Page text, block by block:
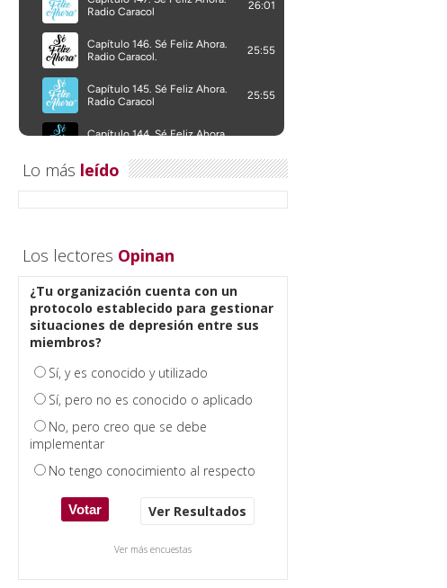
Lo más leído
Los lectores Opinan
¿Tu organización cuenta con un
protocolo establecido para gestionar
situaciones de depresión entre sus
miembros?
Sí, y es conocido y utilizado
Sí, pero no es conocido o aplicado
No, pero creo que se debe
implementar
No tengo conocimiento al respecto
Ver Resultados
Ver más encuestas